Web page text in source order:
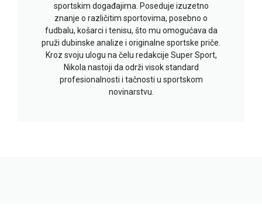
sportskim događajima. Poseduje izuzetno
znanje o različitim sportovima, posebno o
fudbalu, košarci i tenisu, što mu omogućava da
pruži dubinske analize i originalne sportske priče.
Kroz svoju ulogu na čelu redakcije Super Sport,
Nikola nastoji da održi visok standard
profesionalnosti i tačnosti u sportskom
novinarstvu.